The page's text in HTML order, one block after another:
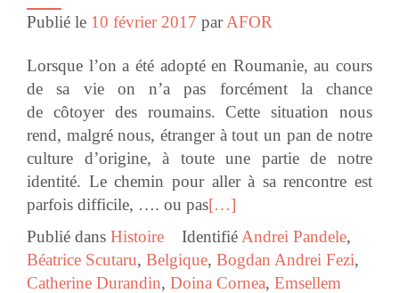
Publié le 10 février 2017 parAFOR
Lorsque l’on a été adopté en Roumanie, au cours
de sa vie on n’a pas forcément la chance
de côtoyer des roumains. Cette situation nous
rend, malgré nous, étranger à tout un pan de notre
culture d’origine, à toute une partie de notre
identité. Le chemin pour aller à sa rencontre est
parfois difficile, …. ou pas[…]
Publié dans Histoire Identifié Andrei Pandele,
Béatrice Scutaru, Belgique, Bogdan Andrei Fezi,
Catherine Durandin, Doina Cornea, Emsellem